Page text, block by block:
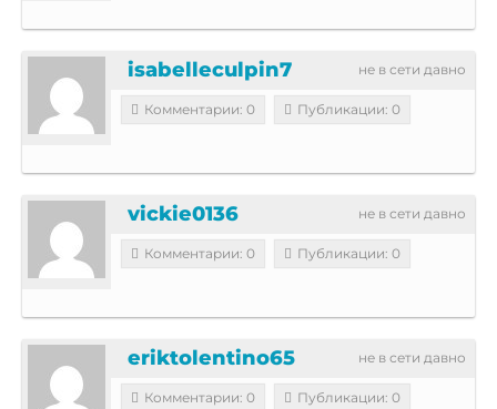
не в сети давно
isabelleculpin7
Комментарии: 0 Публикации: 0
не в сети давно
vickie0136
Комментарии: 0 Публикации: 0
не в сети давно
eriktolentino65
Комментарии: 0 Публикации: 0